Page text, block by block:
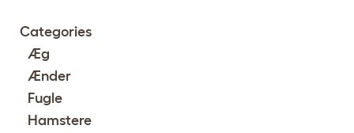
Categories
Æg
Ænder
Fugle
Hamstere